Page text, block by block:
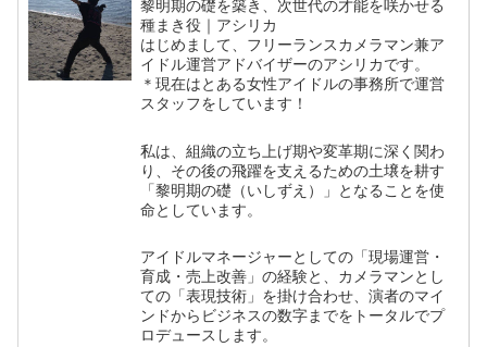
黎明期の礎を築き、次世代の才能を咲かせる
種まき役｜アシリカ
はじめまして、フリーランスカメラマン兼ア
イドル運営アドバイザーのアシリカです。
＊現在はとある女性アイドルの事務所で運営
スタッフをしています！
私は、組織の立ち上げ期や変革期に深く関わ
り、その後の飛躍を支えるための土壌を耕す
「黎明期の礎（いしずえ）」となることを使
命としています。
アイドルマネージャーとしての「現場運営・
育成・売上改善」の経験と、カメラマンとし
ての「表現技術」を掛け合わせ、演者のマイ
ンドからビジネスの数字までをトータルでプ
ロデュースします。